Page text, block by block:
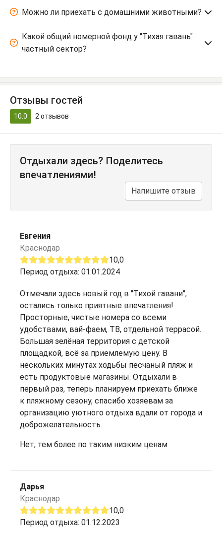
Можно ли приехать с домашними животными?
Какой общий номерной фонд у "Тихая гавань"
частный сектор?
Отзывы гостей
10.0 2 отзывов
Отдыхали здесь? Поделитесь
впечатлениями!
Напишите отзыв
Евгения
Краснодар
10,0
Период отдыха: 01.01.2024
Отмечали здесь новый год в "Тихой гавани",
остались только приятные впечатления!
Просторные, чистые номера со всеми
удобствами, вай-фаем, ТВ, отдельной террасой.
Большая зелёная территория с детской
площадкой, всё за приемлемую цену. В
нескольких минутах ходьбы песчаный пляж и
есть продуктовые магазины. Отдыхали в
первый раз, теперь планируем приехать ближе
к пляжному сезону, спасибо хозяевам за
организацию уютного отдыха вдали от города и
доброжелательность.
Нет, тем более по таким низким ценам
Дарья
Краснодар
10,0
Период отдыха: 01.12.2023